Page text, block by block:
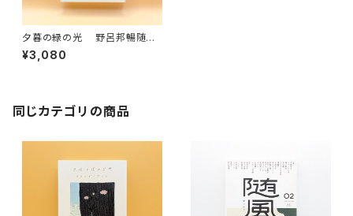
夕暮の緑の光 野呂邦暢随筆
選
¥3,080
同じカテゴリの商品